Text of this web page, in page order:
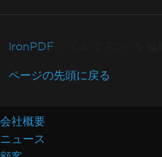
IronPDF
ページの先頭に戻る
会社概要
ニュース